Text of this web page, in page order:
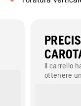
Il carrello
ottenere